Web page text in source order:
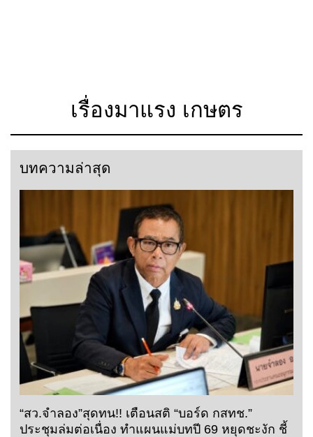
เรื่องมาแรง เกษตร
บทความล่าสุด
“สว.จำลอง”สุดทน!! เตือนสติ “บอร์ด กสทช.”
ประชุมล่มต่อเนื่อง ทำแผนแม่บทปี 69 หยุดชะงัก ชี้